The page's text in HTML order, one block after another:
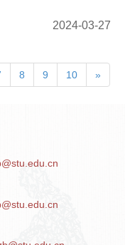
2024-03-27
8 9 10 »